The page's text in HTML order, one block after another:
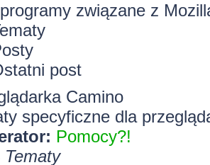
związane z
post
Camino
specyficzne dla
Pomocy?!
Tematy